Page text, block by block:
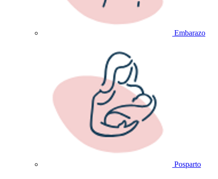
Embarazo
Posparto